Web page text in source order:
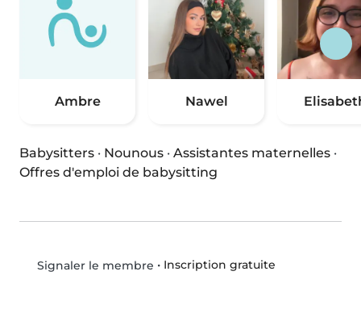
Ambre Nawel
Babysitters · Nounous · Assistantes maternelles ·
Offres d'emploi de babysitting
Signaler le membre • Inscription gratuite